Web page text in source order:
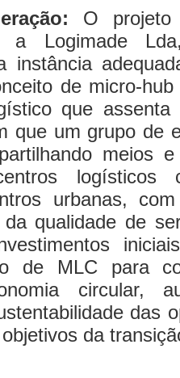
O
a Logimade
instância
de micro-
que
que um grupo de
meios
logísticos
urbanas,
da qualidade de
de MLC para
circular,
das
da